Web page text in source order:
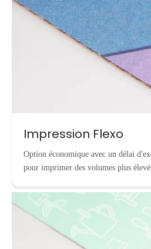
Impression Flexo
Option économique avec un délai
pour imprimer des volumes plus